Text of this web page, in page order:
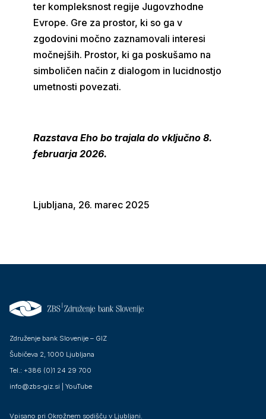
ter kompleksnost regije Jugovzhodne
Evrope. Gre za prostor, ki so ga v
zgodovini močno zaznamovali interesi
močnejših. Prostor, ki ga poskušamo na
simboličen način z dialogom in lucidnostjo
umetnosti povezati.
Razstava Eho bo trajala do vključno 8.
februarja 2026.
Ljubljana, 26. marec 2025
Združenje bank Slovenije – GIZ
Šubičeva 2, 1000 Ljubljana
Tel.: +386 (0)1 24 29 700
info@zbs-giz.si
YouTube
Vpisano pri Okrožnem sodišču v Ljubljani.